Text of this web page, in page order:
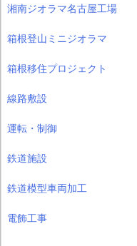
湘南ジオラマ名古屋工場
箱根登山ミニジオラマ
箱根移住プロジェクト
線路敷設
運転・制御
鉄道施設
鉄道模型車両加工
電飾工事